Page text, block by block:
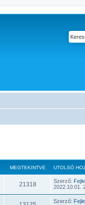
MEGTEKINTVE UTOLSÓ
21318 Szerző:
2022.10.01.
Szerző: